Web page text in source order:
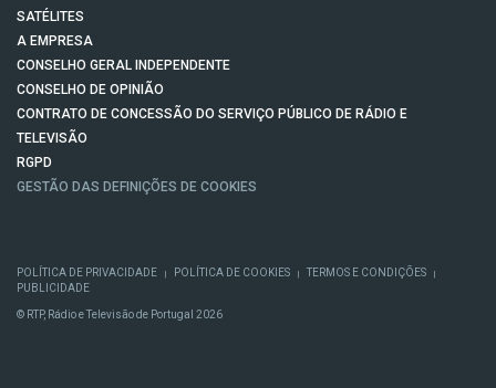
SATÉLITES
A EMPRESA
CONSELHO GERAL INDEPENDENTE
CONSELHO DE OPINIÃO
CONTRATO DE CONCESSÃO DO SERVIÇO PÚBLICO DE RÁDIO E
TELEVISÃO
RGPD
GESTÃO DAS DEFINIÇÕES DE COOKIES
POLÍTICA DE PRIVACIDADE | POLÍTICA DE COOKIES | TERMOS E CONDIÇÕES |
PUBLICIDADE
© RTP, Rádio e Televisão de Portugal 2026